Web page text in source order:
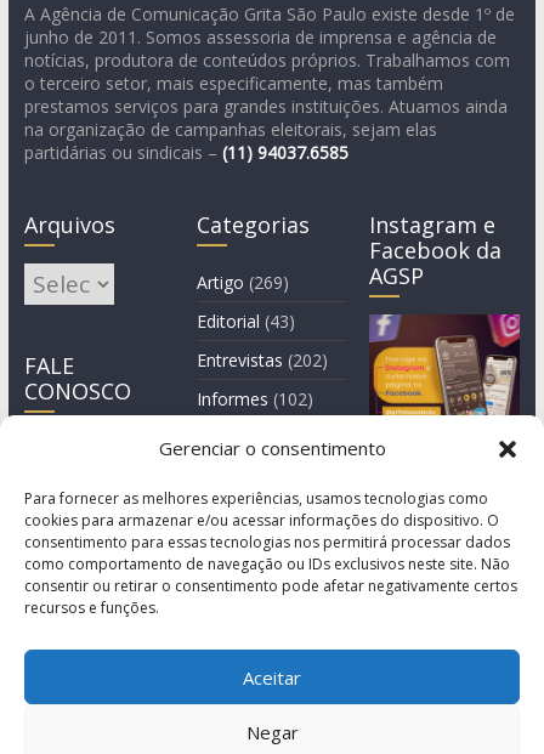
Gerenciar o consentimento
Para fornecer as melhores experiências, usamos tecnologias como
cookies para armazenar e/ou acessar informações do dispositivo. O
consentimento para essas tecnologias nos permitirá processar dados
como comportamento de navegação ou IDs exclusivos neste site. Não
consentir ou retirar o consentimento pode afetar negativamente certos
recursos e funções.
Aceitar
Negar
A Agência de Comunicação Grita São Paulo existe desde 1º de
junho de 2011. Somos assessoria de imprensa e agência de
notícias, produtora de conteúdos próprios. Trabalhamos com
o terceiro setor, mais especificamente, mas também
prestamos serviços para grandes instituições. Atuamos ainda
na organização de campanhas eleitorais, sejam elas
partidárias ou sindicais – (11) 94037.6585
Arquivos
Arquivos
FALE
CONOSCO
Categorias
Artigo (269)
Editorial (43)
Entrevistas (202)
Informes (102)
Instagram e
Facebook da
AGSP
© Copyright 2011-2026